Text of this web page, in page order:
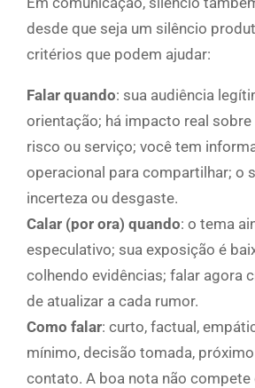
desde que seja um silêncio
critérios que podem ajudar:
Falar quando: sua audiência
orientação; há impacto real sobre
risco ou serviço; você tem
operacional para compartilhar; o
incerteza ou desgaste.
Calar (por ora) quando: o tema
especulativo; sua exposição é
colhendo evidências; falar agora
de atualizar a cada rumor.
Como falar: curto, factual,
mínimo, decisão tomada,
contato. A boa nota não compete